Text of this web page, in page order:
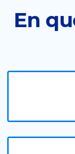
En